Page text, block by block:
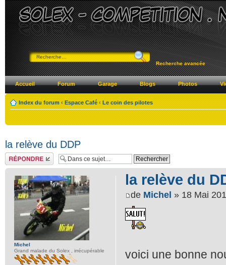
Recherche avancée
Accueil Forum Garage Blogs Photos
Index du forum ‹ Espace Café ‹ Le coin des pilotes
la relève du DDP
Répondre
la relève du
de Michel » 18 Mai
voici une bonne
Michel
Grand malade du Solex , irrécupérable